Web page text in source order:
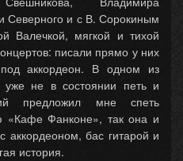
Северного и с В. Сорокиным
Валечкой, мягкой и тихой
писали прямо у них
аккордеон. В одном из
не в состоянии петь и
предложил мне спеть
«Кафе Фанконе», так она и
бас гитарой и
история.